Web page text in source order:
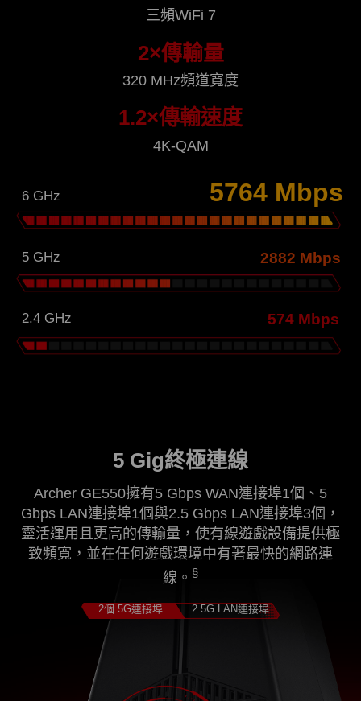
三頻WiFi 7
2×傳輸量
320 MHz頻道寬度
1.2×傳輸速度
4K-QAM
6 GHz
5 GHz
2.4 GHz
5764 Mbps
2882 Mbps
574 Mbps
5 Gig終極連線
Archer GE550擁有5 Gbps WAN連接埠1個、5
Gbps LAN連接埠1個與2.5 Gbps LAN連接埠3個，
靈活運用且更高的傳輸量，使有線遊戲設備提供極
致頻寬，並在任何遊戲環境中有著最快的網路連
線。 §
2個 5G連接埠 2.5G LAN連接埠